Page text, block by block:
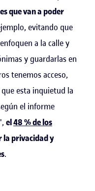
que van a poder
evitando que
a la calle y
y guardarlas en
tenemos acceso,
que esta inquietud la
el informe
el48 % de los
la privacidad y
.